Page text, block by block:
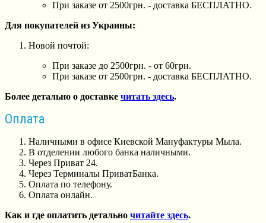
При заказе от 2500грн. - доставка БЕСПЛАТНО.
Для покупателей из Украины:
Новой почтой:
При заказе до 2500грн. - от 60грн.
При заказе от 2500грн. - доставка БЕСПЛАТНО.
Более детально о доставке читать здесь.
Оплата
Наличными в офисе Киевской Мануфактуры Мыла.
В отделении любого банка наличными.
Через Приват 24.
Через Терминалы ПриватБанка.
Оплата по телефону.
Оплата онлайн.
Как и где оплатить детально читайте здесь.